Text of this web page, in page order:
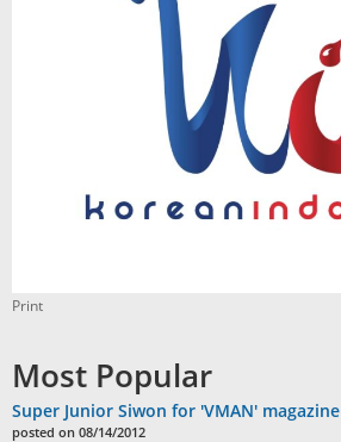
Print
Most Popular
Super Junior Siwon for 'VMAN' magazine
posted on 08/14/2012